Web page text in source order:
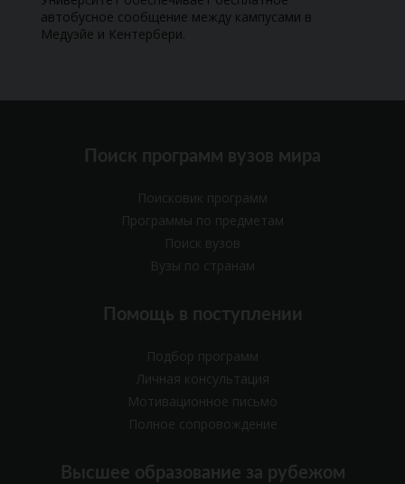
автобусное сообщение между кампусами в
Медуэйе и Кентербери.
Поиск программ вузов мира
Поисковик программ
Программы по предметам
Поиск вузов
Вузы по странам
Помощь в поступлении
Подбор программ
Личная консультация
Мотивационное письмо
Полное сопровождение
Высшее образование за рубежом